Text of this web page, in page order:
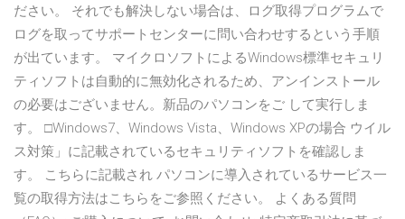
ださい。 それでも解決しない場合は、ログ取得プログラムで
ログを取ってサポートセンターに問い合わせするという手順
が出ています。 マイクロソフトによるWindows標準セキュリ
ティソフトは自動的に無効化されるため、アンインストール
の必要はございません。新品のパソコンをご して実行しま
す。 □Windows7、Windows Vista、Windows XPの場合 ウイル
ス対策」に記載されているセキュリティソフトを確認しま
す。 こちらに記載され パソコンに導入されているサービス一
覧の取得方法はこちらをご参照ください。 よくある質問